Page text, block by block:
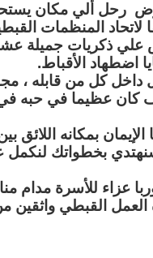
رحل ألي مكان
المنظمات
علي ذكريات جميلة
اضطهاد الأقباط.
داخل كل من قابله ،
عظيما في حبه في
بمكانه اللائق
بخطواتك لنكمل
عزاء للأسرة مدام
العمل القبطي واثقين